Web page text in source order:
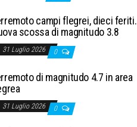
campi flegrei, dieci feriti.
scossa di magnitudo 3.8
31 Luglio 2026 0
di magnitudo 4.7 in area
31 Luglio 2026 0